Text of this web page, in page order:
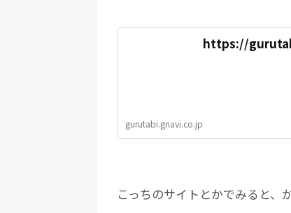
https://
gurutabi.gnavi.co.jp
こっちのサイトとかでみると、